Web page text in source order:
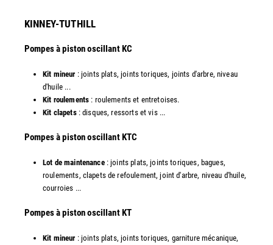
KINNEY-TUTHILL
Pompes à piston oscillant KC
Kit mineur : joints plats, joints toriques, joints d'arbre, niveau
d'huile ...
Kit roulements : roulements et entretoises.
Kit clapets: disques, ressorts et vis ...
​Pompes à piston oscillant KTC
Lot de maintenance : joints plats, joints toriques, bagues,
roulements, clapets de refoulement, joint d'arbre, niveau d'huile,
courroies ...
​Pompes à piston oscillant KT
Kit mineur : joints plats, joints toriques, garniture mécanique,